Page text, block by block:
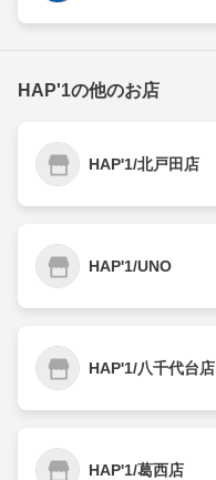
HAP'1の他のお店
HAP'1/北戸田店
HAP'1/UNO
HAP'1/八千代台店
HAP'1/葛西店